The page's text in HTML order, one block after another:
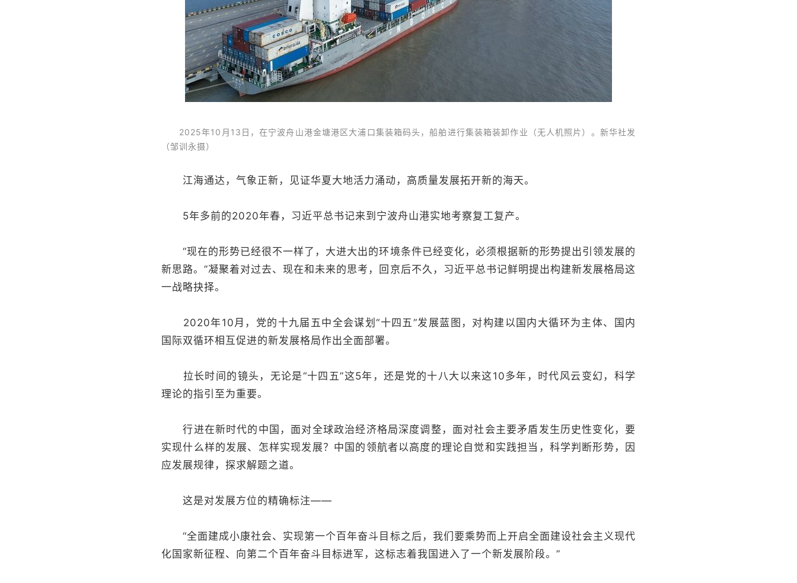
2025年10月13日，在宁波舟山港金塘港区大浦口集装箱码头，船舶进行集装箱装卸作业（无人机照片）。新华社发
（邹训永摄）
江海通达，气象正新，见证华夏大地活力涌动，高质量发展拓开新的海天。
5年多前的2020年春，习近平总书记来到宁波舟山港实地考察复工复产。
“现在的形势已经很不一样了，大进大出的环境条件已经变化，必须根据新的形势提出引领发展的
新思路。”凝聚着对过去、现在和未来的思考，回京后不久，习近平总书记鲜明提出构建新发展格局这
一战略抉择。
2020年10月，党的十九届五中全会谋划“十四五”发展蓝图，对构建以国内大循环为主体、国内
国际双循环相互促进的新发展格局作出全面部署。
拉长时间的镜头，无论是“十四五”这5年，还是党的十八大以来这10多年，时代风云变幻，科学
理论的指引至为重要。
行进在新时代的中国，面对全球政治经济格局深度调整，面对社会主要矛盾发生历史性变化，要
实现什么样的发展、怎样实现发展？中国的领航者以高度的理论自觉和实践担当，科学判断形势，因
应发展规律，探求解题之道。
这是对发展方位的精确标注——
“全面建成小康社会、实现第一个百年奋斗目标之后，我们要乘势而上开启全面建设社会主义现代
化国家新征程、向第二个百年奋斗目标进军，这标志着我国进入了一个新发展阶段。”